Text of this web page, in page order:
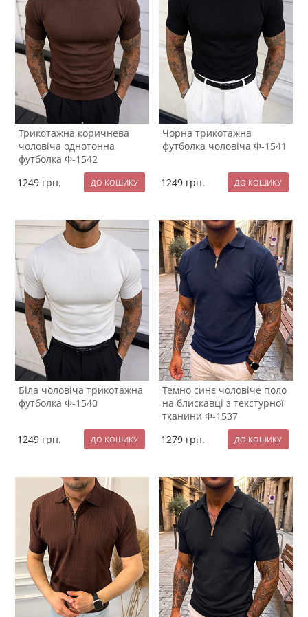
Трикотажна коричнева
чоловіча однотонна
футболка Ф-1542
1249 грн.
Чорна трикотажна
футболка чоловіча Ф-1541
1249 грн.
Біла чоловіча трикотажна
футболка Ф-1540
1249 грн.
Темно синє чоловіче поло
на блискавці з текстурної
тканини Ф-1537
1279 грн.